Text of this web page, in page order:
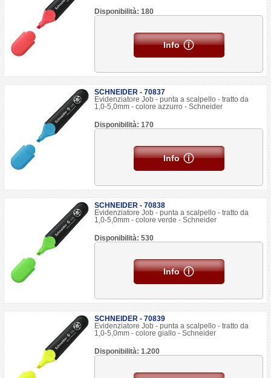
Disponibilità: 180
Info
SCHNEIDER - 70837
Evidenziatore Job - punta a scalpello - tratto da
1,0-5,0mm - colore azzurro - Schneider
Disponibilità: 170
Info
SCHNEIDER - 70838
Evidenziatore Job - punta a scalpello - tratto da
1,0-5,0mm - colore verde - Schneider
Disponibilità: 530
Info
SCHNEIDER - 70839
Evidenziatore Job - punta a scalpello - tratto da
1,0-5,0mm - colore giallo - Schneider
Disponibilità: 1.200